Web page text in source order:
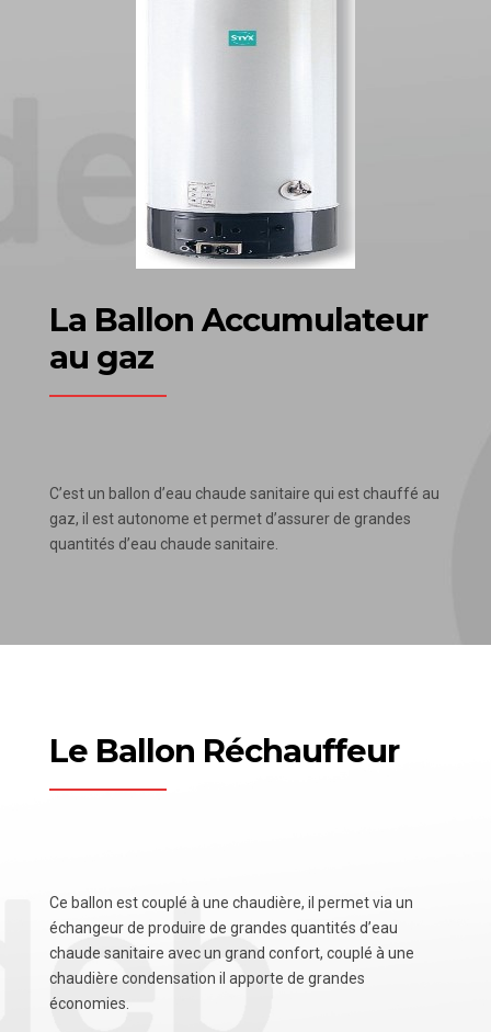
La Ballon Accumulateur
au gaz
C’est un ballon d’eau chaude sanitaire qui est chauffé au
gaz, il est autonome et permet d’assurer de grandes
quantités d’eau chaude sanitaire.
Le Ballon Réchauffeur
Ce ballon est couplé à une chaudière, il permet via un
échangeur de produire de grandes quantités d’eau
chaude sanitaire avec un grand confort, couplé à une
chaudière condensation il apporte de grandes
économies.